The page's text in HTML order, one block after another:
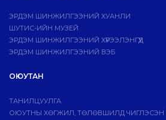
ЭРДЭМ ШИНЖИЛГЭЭНИЙ ХУАНЛИ
ШУТИС-ИЙН МУЗЕЙ
ЭРДЭМ ШИНЖИЛГЭЭНИЙ ХҮРЭЭЛЭНГҮҮД
ЭРДЭМ ШИНЖИЛГЭЭНИЙ ВЭБ
ОЮУТАН
ТАНИЛЦУУЛГА
ОЮУТНЫ ХӨГЖИЛ, ТӨЛӨВШИЛД ЧИГЛЭСЭН